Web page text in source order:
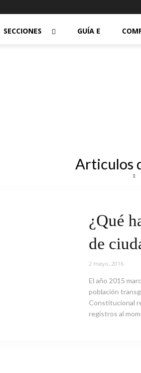
SECCIONES GUÍA E
Articulos
¿Qué
de
2 mayo, 2016
El año 2015
población
Constitucional
registros al